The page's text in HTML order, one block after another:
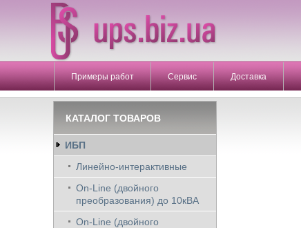
Примеры работ Сервис Доставка
КАТАЛОГ ТОВАРОВ
ИБП
Линейно-интерактивные
On-Line (двойного
преобразования) до 10кВА
On-Line (двойного